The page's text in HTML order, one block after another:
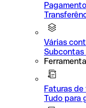
Várias
Subcontas
Faturas
Tudo para